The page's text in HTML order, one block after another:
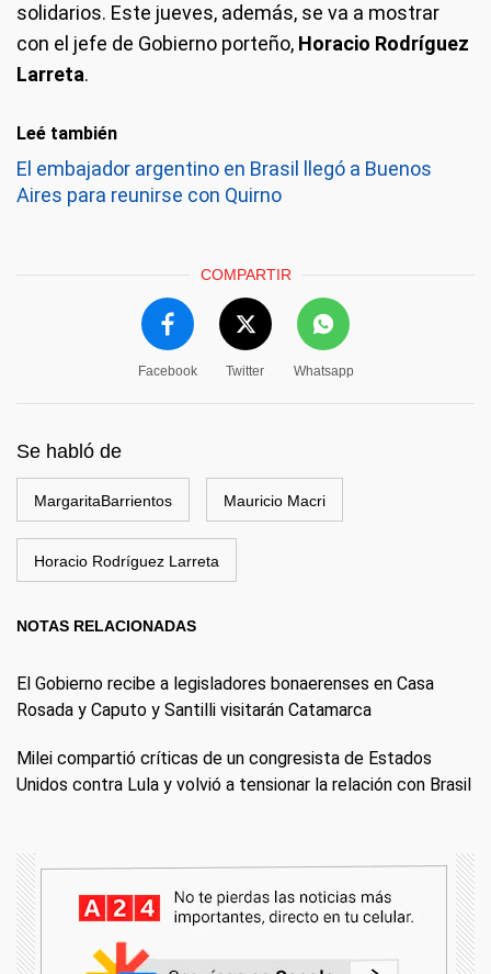
solidarios. Este jueves, además, se va a mostrar
con el jefe de Gobierno porteño, Horacio Rodríguez
Larreta.
Leé también
El embajador argentino en Brasil llegó a Buenos
Aires para reunirse con Quirno
COMPARTIR
Facebook Twitter Whatsapp
Se habló de
MargaritaBarrientos Mauricio Macri
Horacio Rodríguez Larreta
NOTAS RELACIONADAS
El Gobierno recibe a legisladores bonaerenses en Casa
Rosada y Caputo y Santilli visitarán Catamarca
Milei compartió críticas de un congresista de Estados
Unidos contra Lula y volvió a tensionar la relación con Brasil